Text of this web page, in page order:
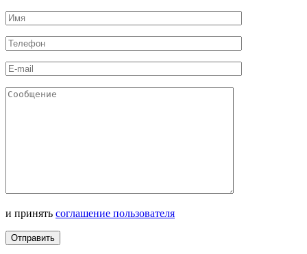
и принять соглашение пользователя